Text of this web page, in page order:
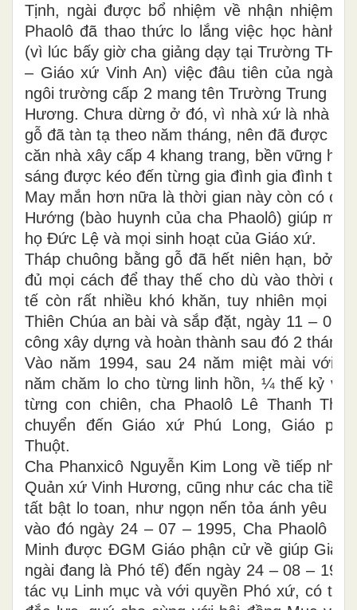
Tịnh, ngài được bổ nhiệm về nhận nhiệm
Phaolô đã thao thức lo lắng việc học hành
(vì lúc bấy giờ cha giảng dạy tại Trường
– Giáo xứ Vinh An) việc đâu tiên của ngài
ngôi trường cấp 2 mang tên Trường Trung
Hương. Chưa dừng ở đó, vì nhà xứ là nhà
gỗ đã tàn tạ theo năm tháng, nên đã được
căn nhà xây cấp 4 khang trang, bền vững
sáng được kéo đến từng gia đình gia đình
May mắn hơn nữa là thời gian này còn có
Hướng (bào huynh của cha Phaolô) giúp
họ Đức Lệ và mọi sinh hoạt của Giáo xứ.
Tháp chuông bằng gỗ đã hết niên hạn, bởi
đủ mọi cách để thay thế cho dù vào thời
tế còn rất nhiều khó khăn, tuy nhiên mọi
Thiên Chúa an bài và sắp đặt, ngày 11 – 02
công xây dựng và hoàn thành sau đó 2 tháng.
Vào năm 1994, sau 24 năm miệt mài với
năm chăm lo cho từng linh hồn, ¼ thế kỷ vì
từng con chiên, cha Phaolô Lê Thanh
chuyển đến Giáo xứ Phú Long, Giáo
Thuột.
Cha Phanxicô Nguyễn Kim Long về tiếp
Quản xứ Vinh Hương, cũng như các cha tiền
tất bật lo toan, như ngọn nến tỏa ánh yêu
vào đó ngày 24 – 07 – 1995, Cha Phaolô
Minh được ĐGM Giáo phận cử về giúp Giáo
ngài đang là Phó tế) đến ngày 24 – 08 –
tác vụ Linh mục và với quyền Phó xứ, có